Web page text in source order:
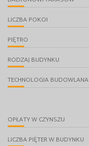
LICZBA POKOI
PIĘTRO
RODZAJ BUDYNKU
TECHNOLOGIA BUDOWLANA
OPŁATY W CZYNSZU
LICZBA PIĘTER W BUDYNKU